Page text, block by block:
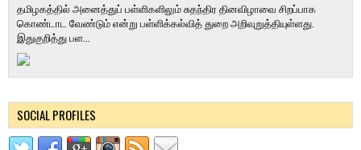
தமிழகத்தில் அனைத்துப் பள்ளிகளிலும் சுதந்திர தினவிழாவை சிறப்பாக
கொண்டாட வேண்டும் என்று பள்ளிக்கல்வித் துறை அறிவுறுத்தியுள்ளது.
இதுகுறித்து பள...
SOCIAL PROFILES